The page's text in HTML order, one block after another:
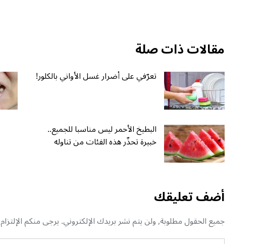
مقالات ذات صلة
تعرّفي على أضرار غسل الأواني بالكلور!
البطيخ الأحمر ليس مناسبا للجميع..
خبيرة تحذّر هذه الفئات من تناوله
أضف تعليقك
جميع الحقول مطلوبة, ولن يتم نشر بريدك الإلكتروني. يرجى منكم الإلتزام